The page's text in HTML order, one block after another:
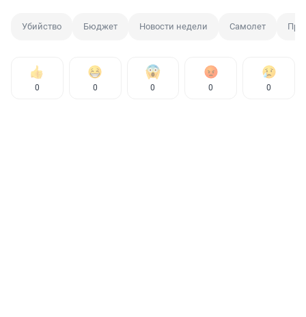
Убийство Бюджет Новости недели Самолет
0 0 0 0 0